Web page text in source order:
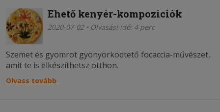
Ehető kenyér-kompozíciók
2020-07-02 • Olvasási idő: 4 perc
Szemet és gyomrot gyönyörködtető focaccia-művészet,
amit te is elkészíthetsz otthon.
Olvass tovább